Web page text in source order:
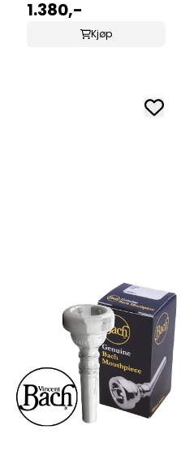
shank 5G
1.380,-
Kjøp